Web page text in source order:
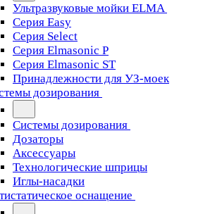
Ультразвуковые мойки ELMA
Серия Easy
Серия Select
Серия Elmasonic P
Серия Elmasonic ST
Принадлежности для УЗ-моек
дозирования
Системы дозирования
Дозаторы
Аксессуары
Технологические шприцы
Иглы-насадки
оснащение